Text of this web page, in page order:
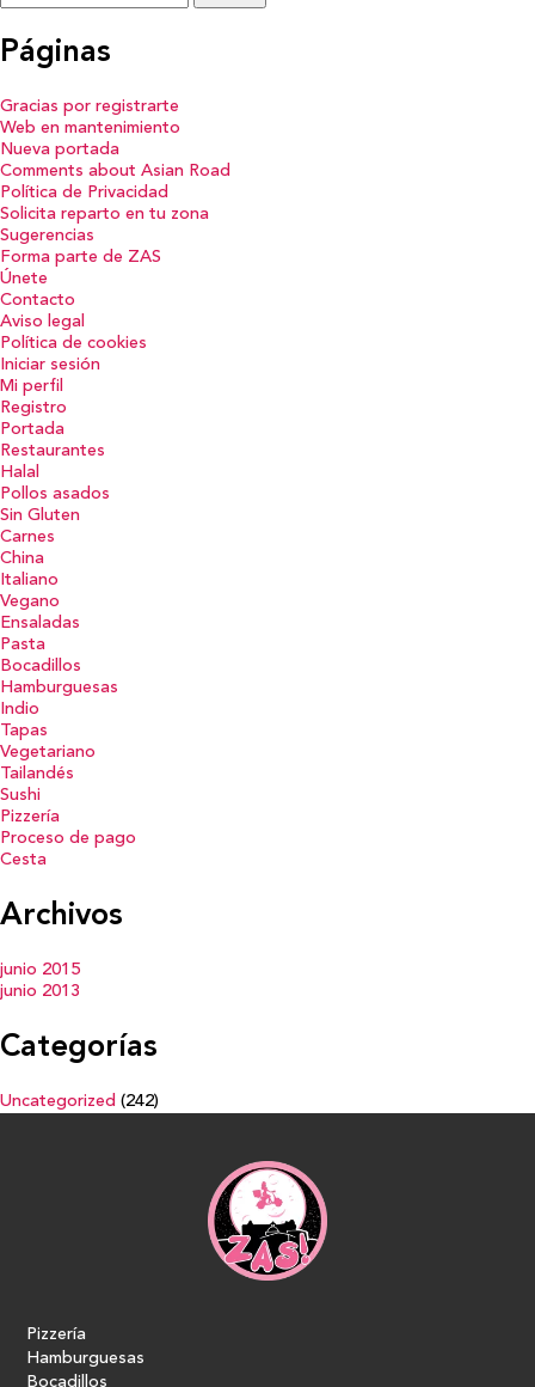
Páginas
Gracias por registrarte
Web en mantenimiento
Nueva portada
Comments about Asian Road
Política de Privacidad
Solicita reparto en tu zona
Sugerencias
Forma parte de ZAS
Únete
Contacto
Aviso legal
Política de cookies
Iniciar sesión
Mi perfil
Registro
Portada
Restaurantes
Halal
Pollos asados
Sin Gluten
Carnes
China
Italiano
Vegano
Ensaladas
Pasta
Bocadillos
Hamburguesas
Indio
Tapas
Vegetariano
Tailandés
Sushi
Pizzería
Proceso de pago
Cesta
Archivos
junio 2015
junio 2013
Categorías
Uncategorized (242)
Pizzería
Hamburguesas
Bocadillos